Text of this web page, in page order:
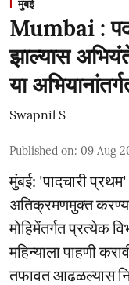
मुंबई
Mumbai :
झाल्यास
या
Swapnil S
Published on: 09 Aug
मुंबई: 'पादचारी
अतिक्रमणमुक्त
मोहिमेंतर्गत प्रत्येक
महिन्याला पाहणी
तफावत आढळल्यास